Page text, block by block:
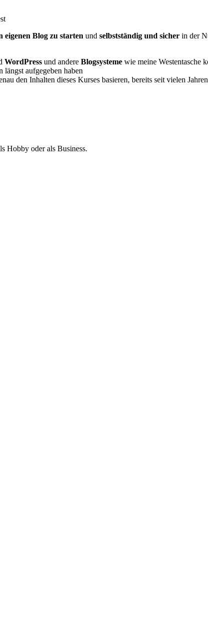
eigenen Blog zu starten und selbstständig und sicher in der
WordPress und andere Blogsysteme wie meine Westentasche
aufgegeben haben
den Inhalten dieses Kurses basieren, bereits seit vielen
Hobby oder als Business.